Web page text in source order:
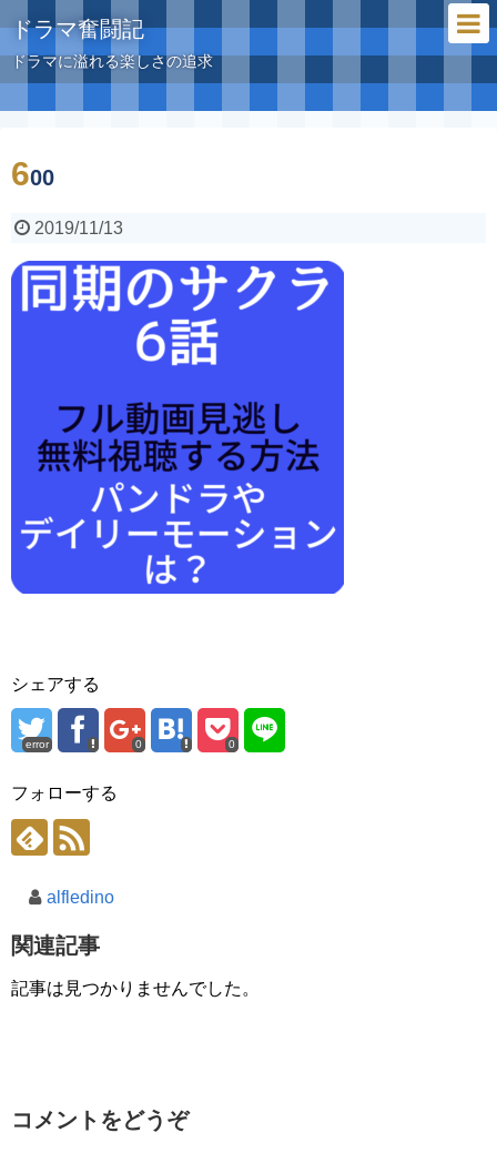
ドラマ奮闘記
ドラマに溢れる楽しさの追求
600
2019/11/13
シェアする
error 0 0
フォローする
alfledino
関連記事
記事は見つかりませんでした。
コメントをどうぞ